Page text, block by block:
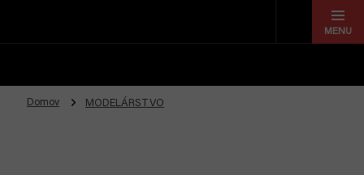
Domov MODELÁRSTVO